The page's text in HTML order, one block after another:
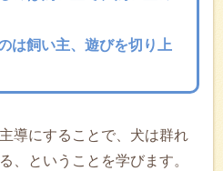
は飼い主、遊びを切り上
導にすることで、犬は群れ
、ということを学びます。